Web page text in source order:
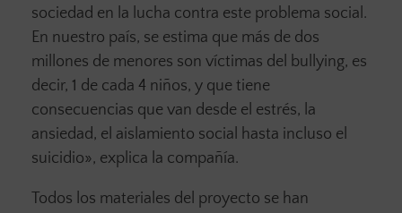
sociedad en la lucha contra este problema social.
En nuestro país, se estima que más de dos
millones de menores son víctimas del bullying, es
decir, 1 de cada 4 niños, y que tiene
consecuencias que van desde el estrés, la
ansiedad, el aislamiento social hasta incluso el
suicidio», explica la compañía.
Todos los materiales del proyecto se han